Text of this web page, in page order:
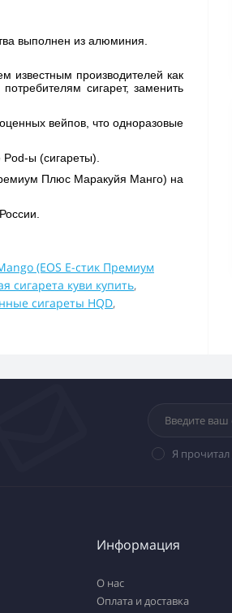
выполнен из алюминия.
известным производителей как
сигарет, заменить
вейпов, что одноразовые
ы (сигареты).
Плюс Маракуйя Манго) на
(EOS Е-стик Премиум
сигарета куви купить,
сигареты HQD,
Я прочитал
Информация
О нас
Оплата и доставка